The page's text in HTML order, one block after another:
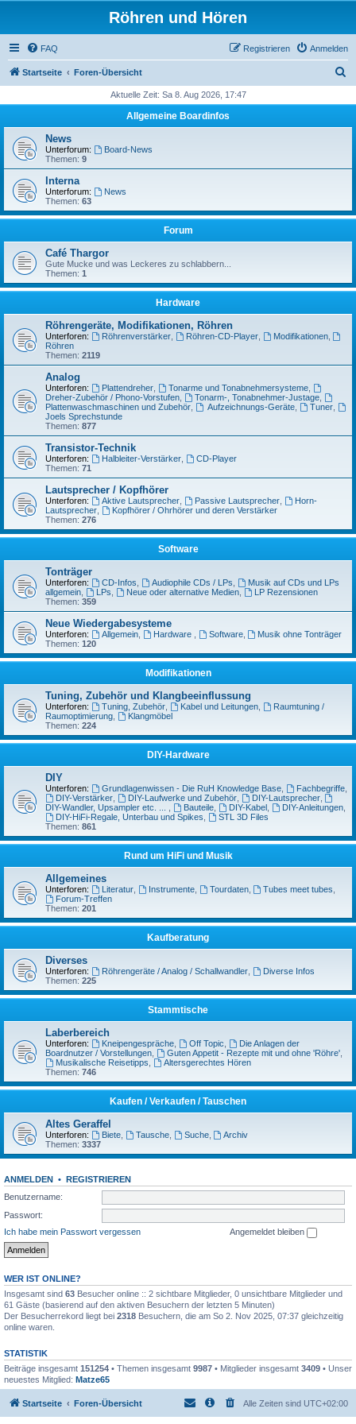
Röhren und Hören
FAQ Anmelden
Registrieren
Startseite Foren-Übersicht
h
Aktuelle Zeit: Sa 8. Aug 2026, 17:47
Allgemeine Boardinfos
News
Unterforum:
Board-News
Themen: 9
Interna
Unterforum:
News
Themen: 63
Forum
Café Thargor
Gute Mucke und was Leckeres zu schlabbern...
Themen: 1
Hardware
Röhrengeräte, Modifikationen, Röhren
Unterforen: Röhrenverstärker, Röhren-CD-Player, Modifikationen,
Röhren
Themen: 2119
Analog
Unterforen: Plattendreher, Tonarme und Tonabnehmersysteme,
Dreher-Zubehör / Phono-Vorstufen
Tonarm-, Tonabnehmer-Justage,
Plattenwaschmaschinen und Zubehör
Aufzeichnungs-Geräte, Tuner,
Joels Sprechstunde
Themen: 877
Transistor-Technik
Unterforen: Halbleiter-Verstärker,
CD-Player
Themen: 71
Lautsprecher / Kopfhörer
Unterforen: Aktive Lautsprecher, Passive Lautsprecher,
Horn-
Lautsprecher
Kopfhörer / Ohrhörer und deren Verstärker
Themen: 276
Software
Tonträger
Unterforen: CD-Infos Audiophile CDs / LPs
Musik auf CDs und LPs
allgemein
LPs Neue oder alternative Medien,
LP Rezensionen
Themen: 359
Neue Wiedergabesysteme
Unterforen: Allgemein, Hardware Software,
Musik ohne Tonträger
Themen: 120
Modifikationen
Tuning, Zubehör und Klangbeeinflussung
Unterforen: Tuning, Zubehör, Kabel und Leitungen,
Raumtuning /
Raumoptimierung
Klangmöbel
Themen: 224
DIY-Hardware
DIY
Unterforen: Grundlagenwissen - Die RuH Knowledge Base, Fachbegriffe,
DIY-Verstärker, DIY-Laufwerke und Zubehör, DIY-Lautsprecher,
DIY-Wandler, Upsampler etc. ...
Bauteile, DIY-Kabel, DIY-Anleitungen,
DIY-HiFi-Regale, Unterbau und Spikes
STL 3D Files
Themen: 861
Rund um HiFi und Musik
Allgemeines
Unterforen: Literatur, Instrumente, Tourdaten, Tubes meet tubes
Forum-Treffen
Themen: 201
Kaufberatung
Diverses
Unterforen: Röhrengeräte / Analog / Schallwandler,
Diverse Infos
Themen: 225
Stammtische
Laberbereich
Unterforen: Kneipengespräche, Off Topic
Die Anlagen der
Boardnutzer / Vorstellungen
Guten Appetit - Rezepte mit und ohne 'Röhre',
Musikalische Reisetipps
Altersgerechtes Hören
Themen: 746
Kaufen / Verkaufen / Tauschen
Altes Geraffel
Unterforen: Biete, Tausche, Suche,
Archiv
Themen: 3337
ANMELDEN • REGISTRIEREN
Benutzername:
Passwort:
Ich habe mein Passwort vergessen
Angemeldet bleiben
WER IST ONLINE?
Insgesamt sind 63 Besucher online :: 2 sichtbare Mitglieder, 0 unsichtbare Mitglieder und
61 Gäste (basierend auf den aktiven Besuchern der letzten 5 Minuten)
Der Besucherrekord liegt bei 2318 Besuchern, die am So 2. Nov 2025, 07:37 gleichzeitig
online waren.
STATISTIK
Beiträge insgesamt 151254 • Themen insgesamt 9987 • Mitglieder insgesamt 3409 • Unser
neuestes Mitglied: Matze65
Startseite Foren-Übersicht Alle Zeiten sind UTC+02:00